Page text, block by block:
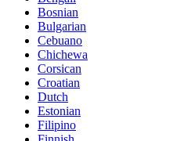
Bosnian
Bulgarian
Cebuano
Chichewa
Corsican
Croatian
Dutch
Estonian
Filipino